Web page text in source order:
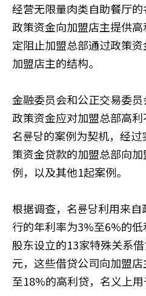
经营无限量肉类自助餐厅
政策资金向加盟店主提供
定阻止加盟总部通过政策
加盟店主的结构。
金融委员会和公正交易委
政策资金应对加盟总部高
名륜당的案例为契机，经
策资金贷款的加盟总部向
例，以及其他1起案例。
根据调查，名륜당利用来
行的年利率为3%至6%的
股东设立的13家特殊关系
元，这些借贷公司向加盟
至18%的高利贷，名义上用